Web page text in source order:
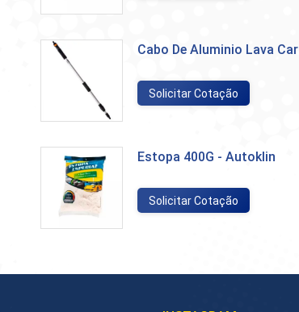
Cabo De Aluminio Lava Car
Solicitar Cotação
Estopa 400G - Autoklin
Solicitar Cotação